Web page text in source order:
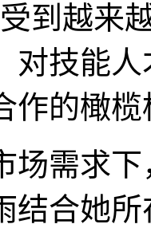
到越来
对技能
作的橄榄
需求下
结合她